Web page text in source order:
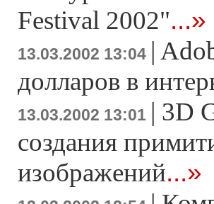
Festival 2002"...»
13.03.2002 13:04 |
долларов в
13.03.2002 13:01 | 3D
создания
изображений...»